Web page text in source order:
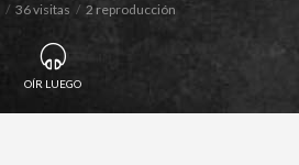
36 visitas 2 reproducción
OÍR LUEGO